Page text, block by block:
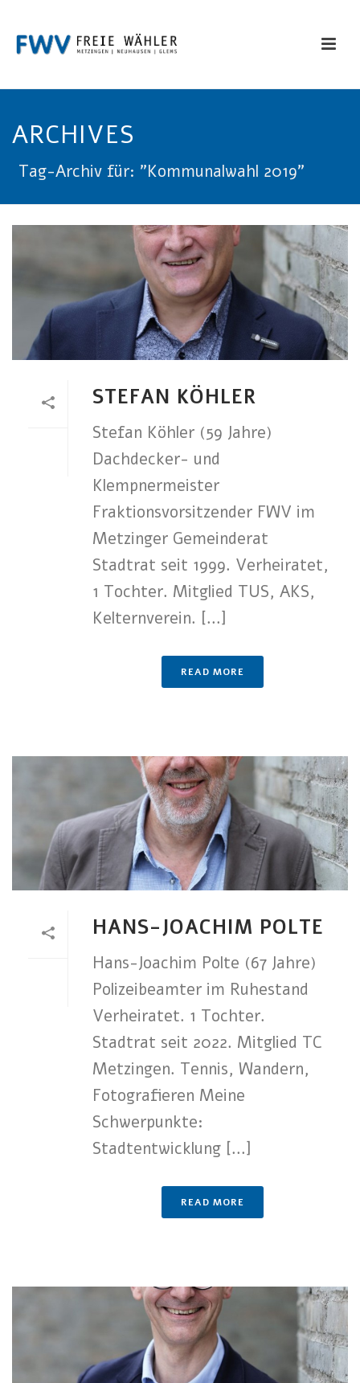
ARCHIVES
Tag-Archiv für: "Kommunalwahl 2019"
STEFAN KÖHLER
Stefan Köhler (59 Jahre)
Dachdecker- und
Klempnermeister
Fraktionsvorsitzender FWV im
Metzinger Gemeinderat
Stadtrat seit 1999. Verheiratet,
1 Tochter. Mitglied TUS, AKS,
Kelternverein. [...]
READ MORE
HANS-JOACHIM POLTE
Hans-Joachim Polte (67 Jahre)
Polizeibeamter im Ruhestand
Verheiratet. 1 Tochter.
Stadtrat seit 2022. Mitglied TC
Metzingen. Tennis, Wandern,
Fotografieren Meine
Schwerpunkte:
Stadtentwicklung [...]
READ MORE